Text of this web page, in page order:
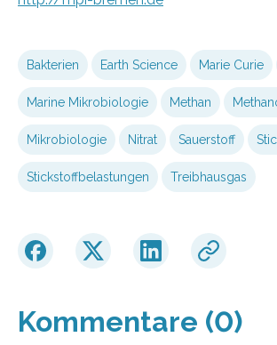
Bakterien Earth Science Marie Curie
Marine Mikrobiologie Methan
Mikrobiologie Nitrat Sauerstoff
Stickstoffbelastungen Treibhausgas
Kommentare (0)